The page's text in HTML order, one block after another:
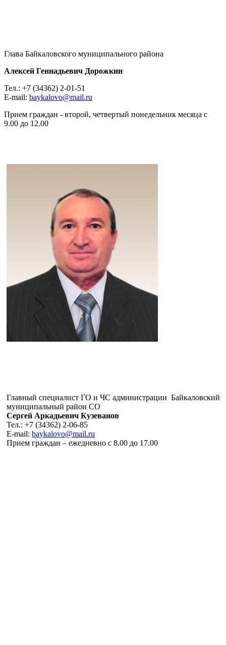
Глава Байкаловского муниципального района
Алексей Геннадьевич Дорожкин
Тел.: +7 (34362) 2-01-51
E-mail: baykalovo@mail.ru
Прием граждан - второй, четвертый понедельник месяца с
9.00 до 12.00
Главный специалист ГО и ЧС администрации Байкаловский
муниципальный район СО
Сергей Аркадьевич Кузеванов
Тел.: +7 (34362) 2-06-85
E-mail: baykalovo@mail.ru
Прием граждан – ежедневно с 8.00 до 17.00